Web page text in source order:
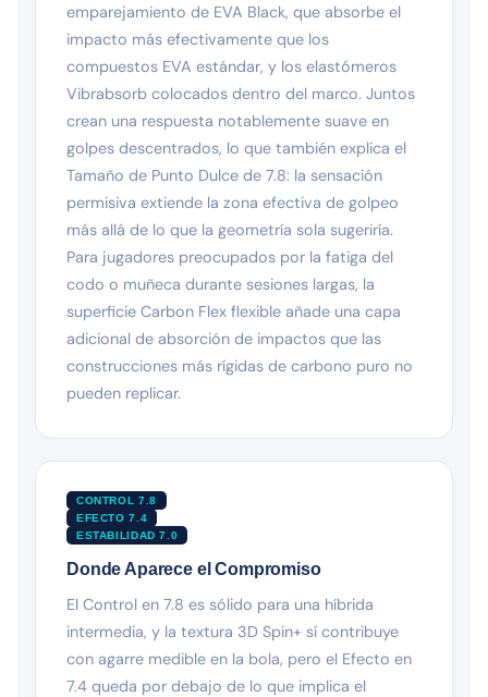
emparejamiento de EVA Black, que absorbe el
impacto más efectivamente que los
compuestos EVA estándar, y los elastómeros
Vibrabsorb colocados dentro del marco. Juntos
crean una respuesta notablemente suave en
golpes descentrados, lo que también explica el
Tamaño de Punto Dulce de 7.8: la sensación
permisiva extiende la zona efectiva de golpeo
más allá de lo que la geometría sola sugeriría.
Para jugadores preocupados por la fatiga del
codo o muñeca durante sesiones largas, la
superficie Carbon Flex flexible añade una capa
adicional de absorción de impactos que las
construcciones más rígidas de carbono puro no
pueden replicar.
CONTROL 7.8
EFECTO 7.4
ESTABILIDAD 7.0
Donde Aparece el Compromiso
El Control en 7.8 es sólido para una híbrida
intermedia, y la textura 3D Spin+ sí contribuye
con agarre medible en la bola, pero el Efecto en
7.4 queda por debajo de lo que implica el